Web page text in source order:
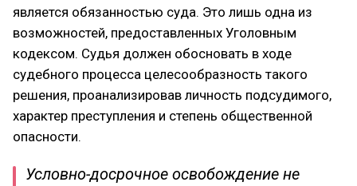
является обязанностью суда. Это лишь одна из
возможностей, предоставленных Уголовным
кодексом. Судья должен обосновать в ходе
судебного процесса целесообразность такого
решения, проанализировав личность подсудимого,
характер преступления и степень общественной
опасности.
Условно-досрочное освобождение не